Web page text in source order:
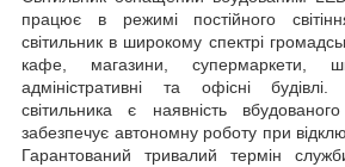
працює в режимі постійного
світильник в широкому спектрі
кафе, магазини, супермаркети,
адміністративні та офісні
світильника є наявність
забезпечує автономну роботу при
Гарантований тривалий термін